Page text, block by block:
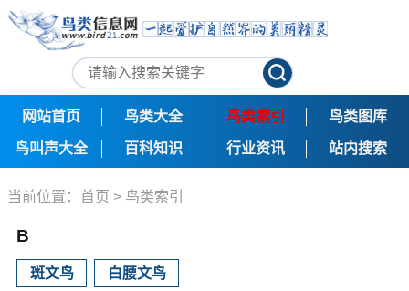
网站首页 鸟类大全 鸟类索引 鸟类图库
鸟叫声大全 百科知识 行业资讯 站内搜索
当前位置： 首页 > 鸟类索引
B
斑文鸟 白腰文鸟